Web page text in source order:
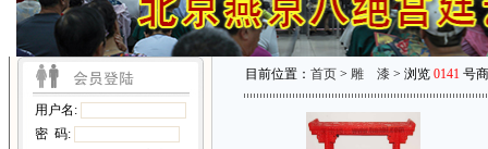
用户名:
密 码:
目前位置： 首页> 雕 漆> 浏览0141号